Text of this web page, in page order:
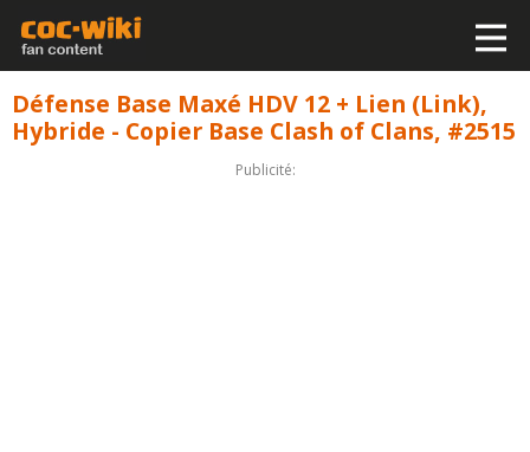
Défense Base Maxé HDV 12 + Lien (Link),
Hybride - Copier Base Clash of Clans, #2515
Publicité: